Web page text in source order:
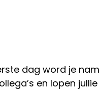
dag word je
en lopen